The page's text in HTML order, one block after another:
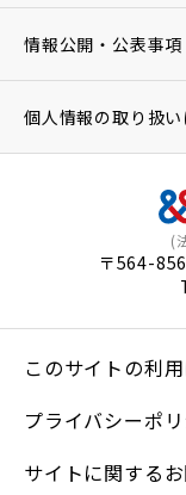
(
〒564-
情報公開・公表事項
個人情報の取り扱い
このサイトの利
プライバシーポ
サイトに関する